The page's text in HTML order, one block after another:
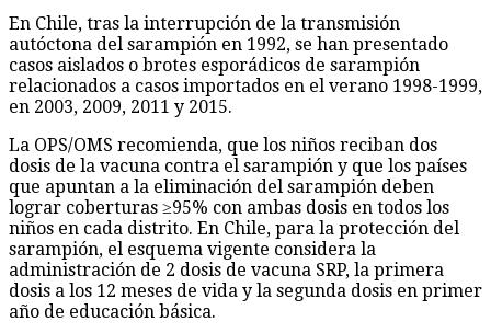
En Chile, tras la interrupción de la transmisión
autóctona del sarampión en 1992, se han presentado
casos aislados o brotes esporádicos de sarampión
relacionados a casos importados en el verano 1998-1999,
en 2003, 2009, 2011 y 2015.
La OPS/OMS recomienda, que los niños reciban dos
dosis de la vacuna contra el sarampión y que los países
que apuntan a la eliminación del sarampión deben
lograr coberturas ≥95% con ambas dosis en todos los
niños en cada distrito. En Chile, para la protección del
sarampión, el esquema vigente considera la
administración de 2 dosis de vacuna SRP, la primera
dosis a los 12 meses de vida y la segunda dosis en primer
año de educación básica.